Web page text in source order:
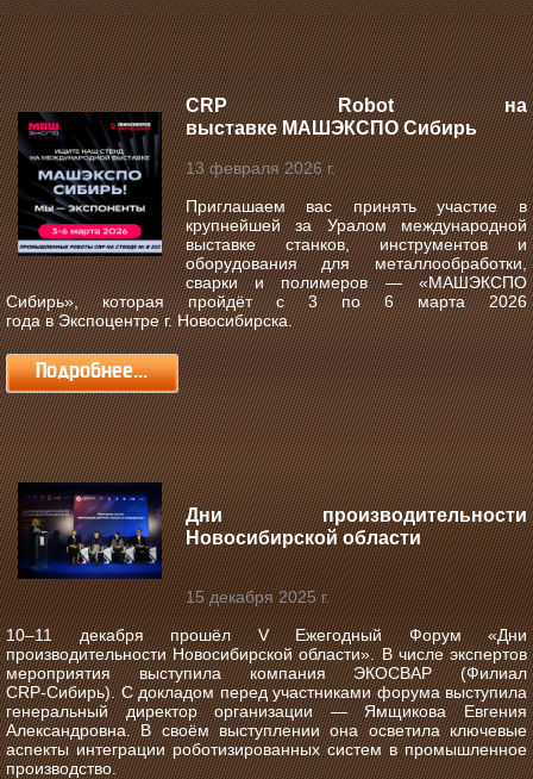
CRP Robot на
выставке МАШЭКСПО Сибирь
13 февраля 2026 г.
Приглашаем вас принять участие в
крупнейшей за Уралом международной
выставке станков, инструментов и
оборудования для металлообработки,
сварки и полимеров —«МАШЭКСПО
Сибирь», которая пройдёт с3 по 6 марта 2026
годавЭкспоцентре г. Новосибирска.
Подробнее...
Дни производительности
Новосибирской области
15 декабря 2025 г.
10–11 декабря прошёл V Ежегодный Форум «Дни
производительности Новосибирской области».В числе экспертов
мероприятия выступила компания ЭКОСВАР (Филиал
CRP‑Сибирь). С докладом перед участниками форума выступила
генеральный директор организации — Ямщикова Евгения
Александровна. В своём выступлении она осветила ключевые
аспекты интеграции роботизированных систем в промышленное
производство.